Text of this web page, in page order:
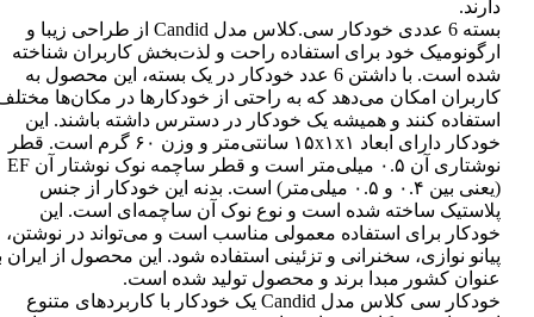
دارند.
بسته 6 عددی خودکار سی.کلاس مدل Candid از طراحی زیبا و
ارگونومیک خود برای استفاده راحت و لذت‌بخش کاربران شناخته
شده است. با داشتن 6 عدد خودکار در یک بسته، این محصول به
کاربران امکان می‌دهد که به راحتی از خودکارها در مکان‌ها
استفاده کنند و همیشه یک خودکار در دسترس داشته باشند. این
خودکار دارای ابعاد ۱۵x۱x۱ سانتی‌متر و وزن ۶۰ گرم است. قطر
نوشتاری آن ۰.۵ میلی‌متر است و قطر ساچمه نوک نوشتار آن EF
(یعنی بین ۰.۴ و ۰.۵ میلی‌متر) است. بدنه این خودکار از جنس
پلاستیک ساخته شده است و نوع نوک آن ساچمه‌ای است. این
خودکار برای استفاده معمولی مناسب است و می‌تواند در نوشتن،
پیانو نوازی، سخنرانی و تزئینی استفاده شود. این محصول از ایران
عنوان کشور مبدا برند و محصول تولید شده است.
خودکار سی کلاس مدل Candid یک خودکار با کاربردهای متنوع